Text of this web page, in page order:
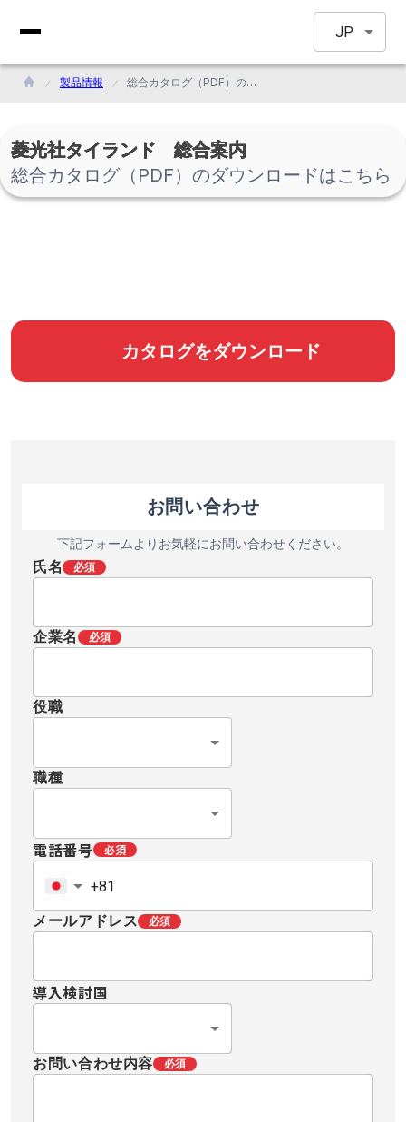
JP
製品情報 総合カタログ（PDF）のダウンロードはこちら
菱光社タイランド 総合案内
総合カタログ（PDF）のダウンロードはこちら
カタログをダウンロード
お問い合わせ
下記フォームよりお気軽にお問い合わせください。
氏名 必須
企業名 必須
役職
職種
電話番号 必須
メールアドレス 必須
導入検討国
お問い合わせ内容 必須